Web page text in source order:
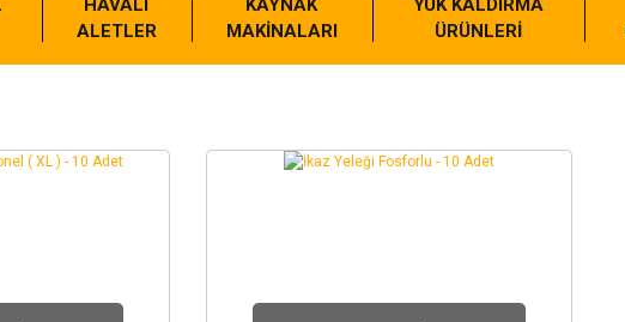
ALETLER
MAKİNALARI
ÜRÜNLERİ